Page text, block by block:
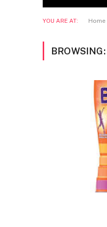
YOU ARE AT: Home
BROWSING: